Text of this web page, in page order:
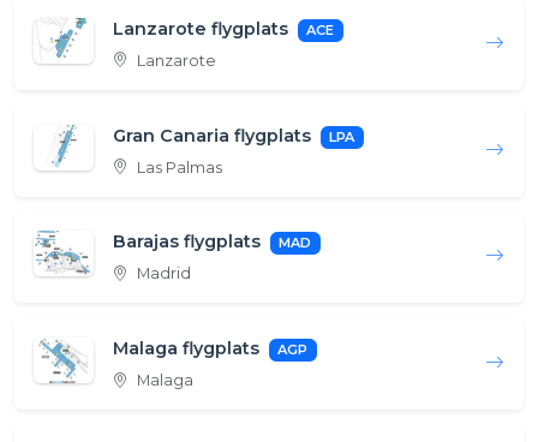
Lanzarote flygplats ACE
Lanzarote
Gran Canaria flygplats LPA
Las Palmas
Barajas flygplats MAD
Madrid
Malaga flygplats AGP
Malaga